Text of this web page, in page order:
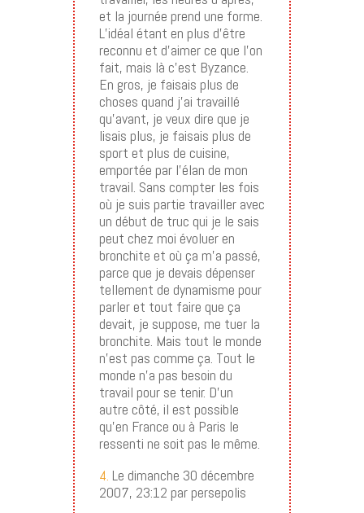
et la journée prend une forme.
L’idéal étant en plus d’être
reconnu et d’aimer ce que l’on
fait, mais là c’est Byzance.
En gros, je faisais plus de
choses quand j’ai travaillé
qu’avant, je veux dire que je
lisais plus, je faisais plus de
sport et plus de cuisine,
emportée par l’élan de mon
travail. Sans compter les fois
où je suis partie travailler avec
un début de truc qui je le sais
peut chez moi évoluer en
bronchite et où ça m’a passé,
parce que je devais dépenser
tellement de dynamisme pour
parler et tout faire que ça
devait, je suppose, me tuer la
bronchite. Mais tout le monde
n’est pas comme ça. Tout le
monde n’a pas besoin du
travail pour se tenir. D’un
autre côté, il est possible
qu’en France ou à Paris le
ressenti ne soit pas le même.
4. Le dimanche 30 décembre
2007, 23:12 par persepolis